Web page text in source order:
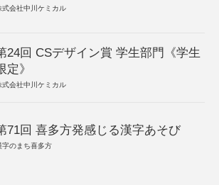
式会社中川ケミカル
24回 CSデザイン賞 学生部門《学生
定》
式会社中川ケミカル
71回 喜多方発感じる漢字あそび
字のまち喜多方